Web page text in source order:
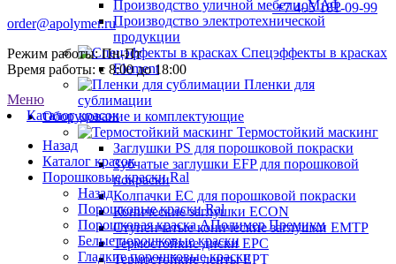
Производство уличной мебели, МАФ
Производство электротехнической
продукции
Спецэффекты в красках
Element
Пленки для
сублимации
Оборудование и комплектующие
Термостойкий маскинг
Заглушки PS для порошковой покраски
Зубчатые заглушки EFP для порошковой
покраски
Колпачки ЕС для порошковой покраски
Конические заглушки ECON
Ступенчатые конические заглушки EMTP
Термостойкие диски EPC
Термостойкие ленты EPT
+7 495 181-09-99
order@apolymer.ru
Режим работы: Пн-Пт
Время работы: с 8:00 до 18:00
Меню
Каталог красок
Назад
Каталог красок
Порошковые краски Ral
Назад
Порошковые краски Ral
Порошковая краска АПолимер Премиум
Белые порошковые краски
Гладкие порошковые краски